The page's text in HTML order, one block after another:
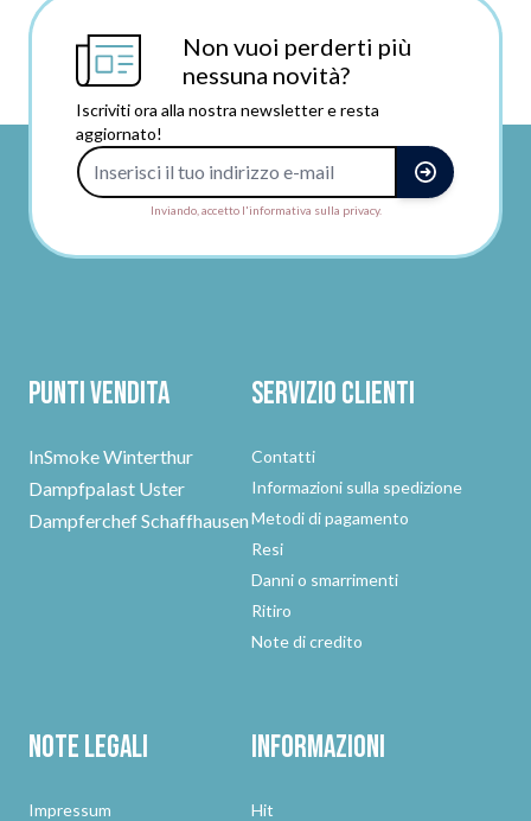
Non vuoi perderti più
nessuna novità?
Iscriviti ora alla nostra newsletter e resta
aggiornato!
Inviando, accetto l'informativa sulla privacy.
Punti vendita
InSmoke Winterthur
Dampfpalast Uster
Dampferchef Schaffhausen
Servizio clienti
Contatti
Informazioni sulla spedizione
Metodi di pagamento
Resi
Danni o smarrimenti
Ritiro
Note di credito
Note legali
Impressum
Informazioni
Hit